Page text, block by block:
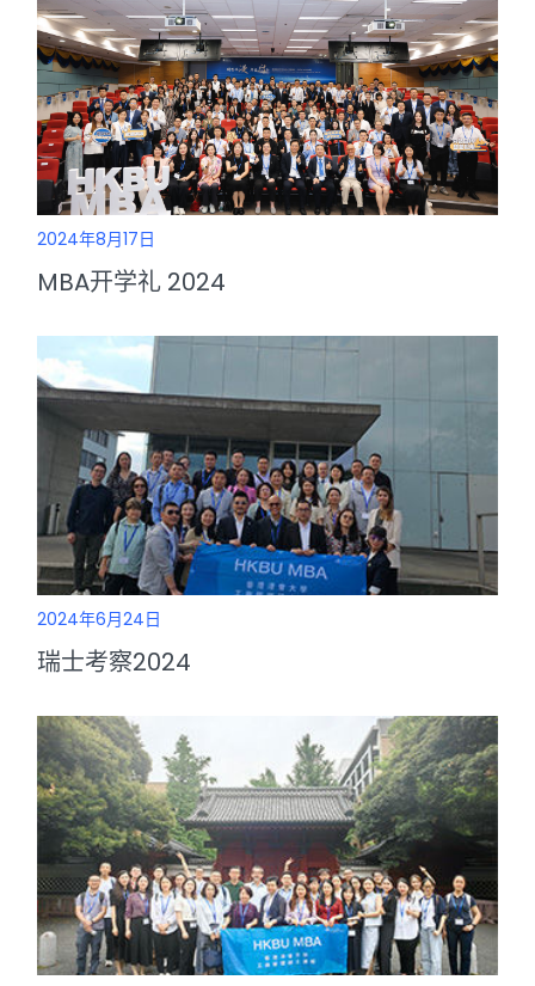
2024年8月17日
MBA开学礼 2024
2024年6月24日
瑞士考察2024